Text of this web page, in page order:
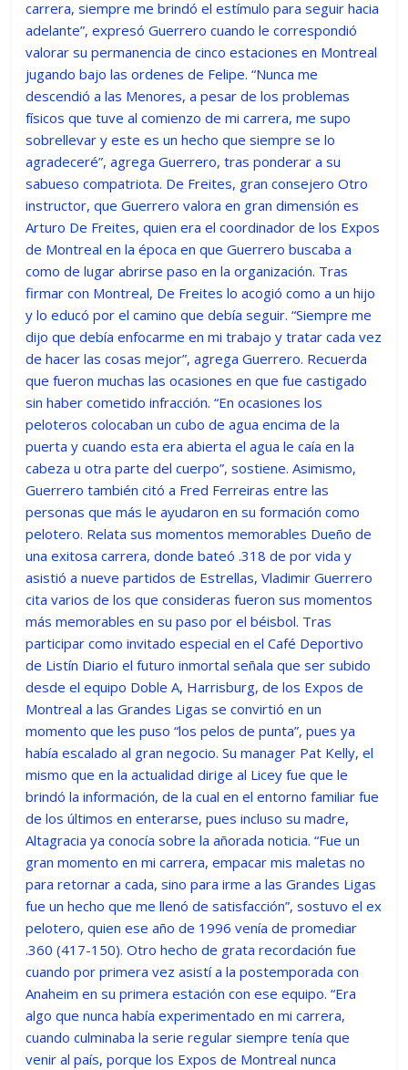
carrera, siempre me brindó el estímulo para seguir hacia
adelante”, expresó Guerrero cuando le correspondió
valorar su permanencia de cinco estaciones en Montreal
jugando bajo las ordenes de Felipe. “Nunca me
descendió a las Menores, a pesar de los problemas
físicos que tuve al comienzo de mi carrera, me supo
sobrellevar y este es un hecho que siempre se lo
agradeceré”, agrega Guerrero, tras ponderar a su
sabueso compatriota. De Freites, gran consejero Otro
instructor, que Guerrero valora en gran dimensión es
Arturo De Freites, quien era el coordinador de los Expos
de Montreal en la época en que Guerrero buscaba a
como de lugar abrirse paso en la organización. Tras
firmar con Montreal, De Freites lo acogió como a un hijo
y lo educó por el camino que debía seguir. “Siempre me
dijo que debía enfocarme en mi trabajo y tratar cada vez
de hacer las cosas mejor”, agrega Guerrero. Recuerda
que fueron muchas las ocasiones en que fue castigado
sin haber cometido infracción. “En ocasiones los
peloteros colocaban un cubo de agua encima de la
puerta y cuando esta era abierta el agua le caía en la
cabeza u otra parte del cuerpo”, sostiene. Asimismo,
Guerrero también citó a Fred Ferreiras entre las
personas que más le ayudaron en su formación como
pelotero. Relata sus momentos memorables Dueño de
una exitosa carrera, donde bateó .318 de por vida y
asistió a nueve partidos de Estrellas, Vladimir Guerrero
cita varios de los que consideras fueron sus momentos
más memorables en su paso por el béisbol. Tras
participar como invitado especial en el Café Deportivo
de Listín Diario el futuro inmortal señala que ser subido
desde el equipo Doble A, Harrisburg, de los Expos de
Montreal a las Grandes Ligas se convirtió en un
momento que les puso “los pelos de punta”, pues ya
había escalado al gran negocio. Su manager Pat Kelly, el
mismo que en la actualidad dirige al Licey fue que le
brindó la información, de la cual en el entorno familiar fue
de los últimos en enterarse, pues incluso su madre,
Altagracia ya conocía sobre la añorada noticia. “Fue un
gran momento en mi carrera, empacar mis maletas no
para retornar a cada, sino para irme a las Grandes Ligas
fue un hecho que me llenó de satisfacción”, sostuvo el ex
pelotero, quien ese año de 1996 venía de promediar
.360 (417-150). Otro hecho de grata recordación fue
cuando por primera vez asistí a la postemporada con
Anaheim en su primera estación con ese equipo. “Era
algo que nunca había experimentado en mi carrera,
cuando culminaba la serie regular siempre tenía que
venir al país, porque los Expos de Montreal nunca